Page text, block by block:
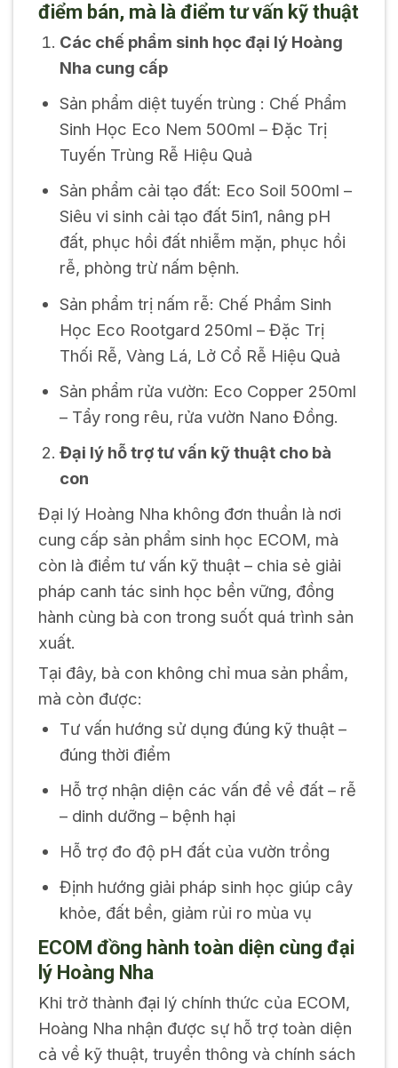
điểm bán, mà là điểm tư vấn kỹ thuật
Các chế phẩm sinh học đại lý Hoàng
Nha cung cấp
Sản phẩm diệt tuyến trùng : Chế Phẩm
Sinh Học Eco Nem 500ml – Đặc Trị
Tuyến Trùng Rễ Hiệu Quả
Sản phẩm cải tạo đất: Eco Soil 500ml –
Siêu vi sinh cải tạo đất 5in1, nâng pH
đất, phục hồi đất nhiễm mặn, phục hồi
rễ, phòng trừ nấm bệnh.
Sản phẩm trị nấm rễ: Chế Phẩm Sinh
Học Eco Rootgard 250ml – Đặc Trị
Thối Rễ, Vàng Lá, Lở Cổ Rễ Hiệu Quả
Sản phẩm rửa vườn: Eco Copper 250ml
– Tẩy rong rêu, rửa vườn Nano Đồng.
Đại lý hỗ trợ tư vấn kỹ thuật cho bà
con
Đại lý Hoàng Nha không đơn thuần là nơi
cung cấp sản phẩm sinh học ECOM, mà
còn là điểm tư vấn kỹ thuật – chia sẻ giải
pháp canh tác sinh học bền vững, đồng
hành cùng bà con trong suốt quá trình sản
xuất.
Tại đây, bà con không chỉ mua sản phẩm,
mà còn được:
Tư vấn hướng sử dụng đúng kỹ thuật –
đúng thời điểm
Hỗ trợ nhận diện các vấn đề về đất – rễ
– dinh dưỡng – bệnh hại
Hỗ trợ đo độ pH đất của vườn trồng
Định hướng giải pháp sinh học giúp cây
khỏe, đất bền, giảm rủi ro mùa vụ
ECOM đồng hành toàn diện cùng đại
lý Hoàng Nha
Khi trở thành đại lý chính thức của ECOM,
Hoàng Nha nhận được sự hỗ trợ toàn diện
cả về kỹ thuật, truyền thông và chính sách